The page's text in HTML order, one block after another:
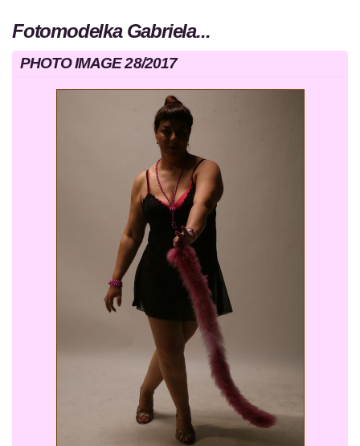
Fotomodelka Gabriela...
PHOTO IMAGE 28/2017